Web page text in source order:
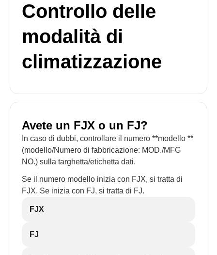
Controllo delle
modalità di
climatizzazione
Avete un FJX o un FJ?
In caso di dubbi, controllare il numero **modello **
(modello/Numero di fabbricazione: MOD./MFG
NO.) sulla targhetta/etichetta dati.
Se il numero modello inizia con FJX, si tratta di
FJX. Se inizia con FJ, si tratta di FJ.
FJX
FJ